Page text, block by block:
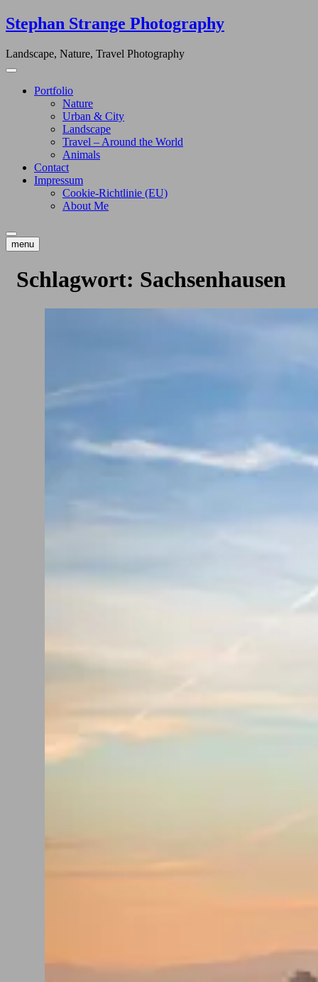
Skip
to
Stephan Strange Photography
Landscape, Nature, Travel Photography
Portfolio
Nature
Urban & City
Landscape
Travel – Around the World
Animals
Contact
Impressum
Cookie-Richtlinie (EU)
About Me
menu
Schlagwort: Sachsenhausen